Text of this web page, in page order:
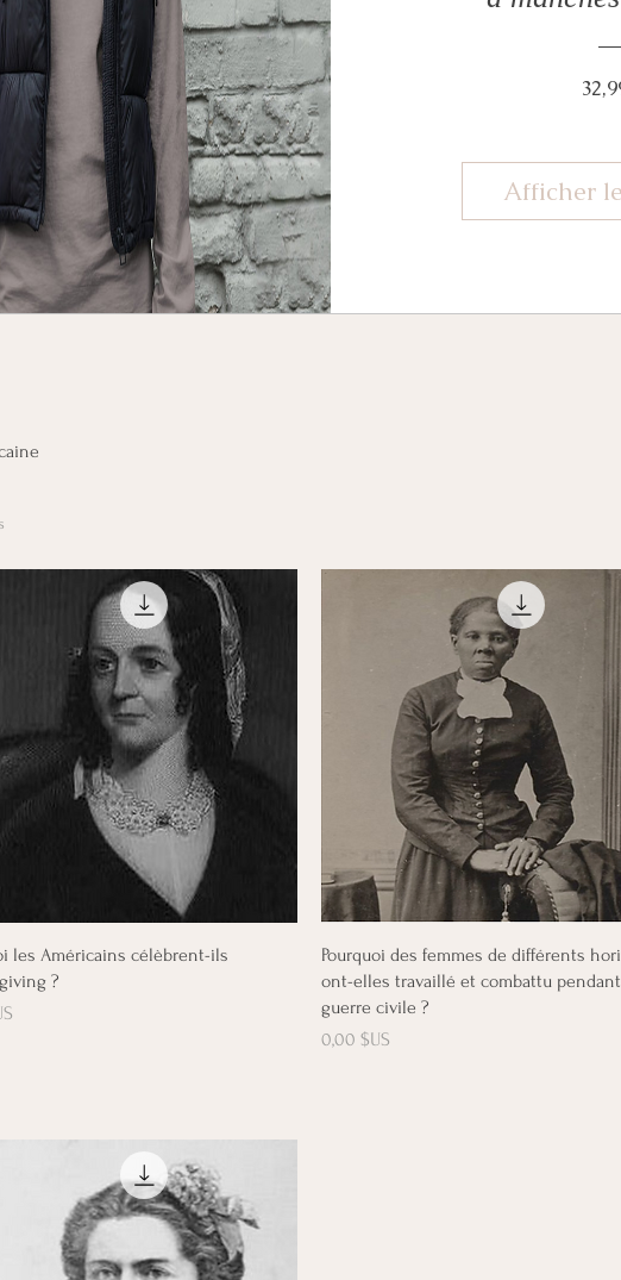
Afficher
Aperçu rapide
les Américains célèbrent-ils
?
Aperçu rapide
Pourquoi des femmes de différents
ont-elles travaillé et combattu
guerre civile ?
Prix
0,00 $US